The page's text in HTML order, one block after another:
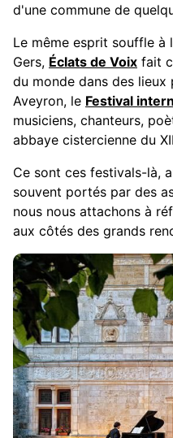
d'une commune de
Le même esprit souffle à
Gers, Éclats de Voix fait
du monde dans des
Aveyron, le Festival
musiciens, chanteurs,
abbaye cistercienne du
Ce sont ces festivals-là,
souvent portés par des
nous nous attachons à
aux côtés des grands